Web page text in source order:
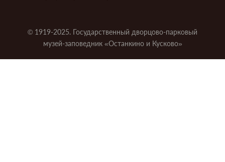
© 1919-2025. Государственный дворцово-парковый
музей-заповедник «Останкино и Кусково»